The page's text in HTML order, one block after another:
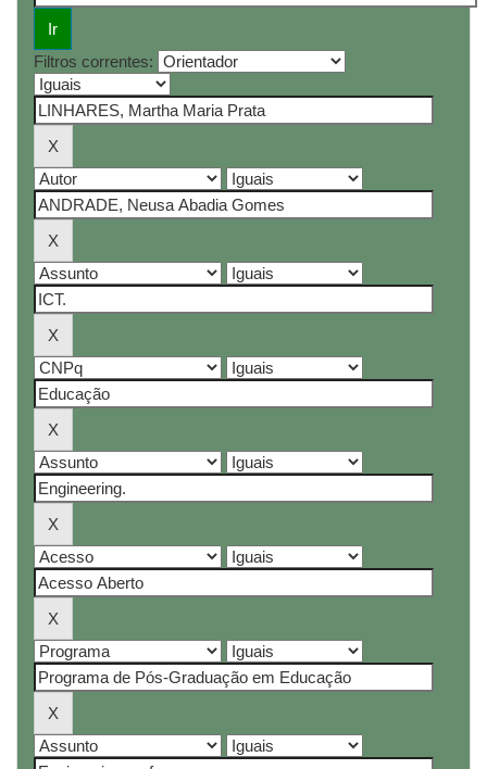
Filtros correntes: